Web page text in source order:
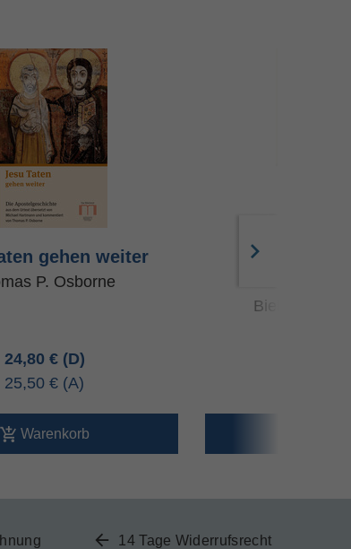
gehen weiter
P. Osborne
24,80 €
25,50 €
Warenkorb
Paulus
Bieberstein,
14 Tage Widerrufsrecht